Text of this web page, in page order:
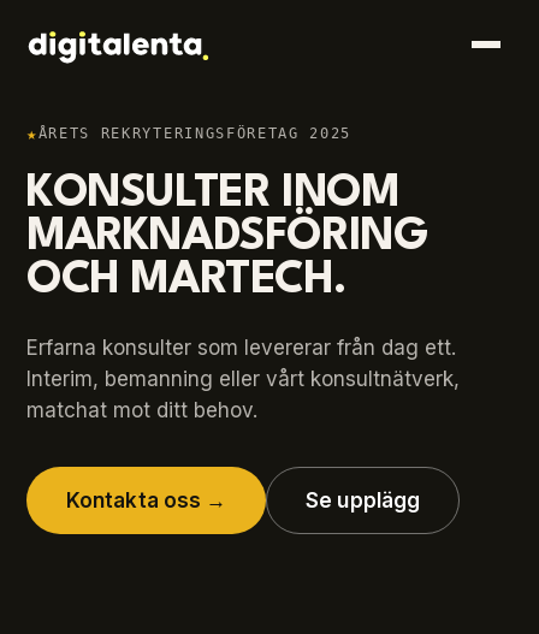
★ÅRETS REKRYTERINGSFÖRETAG 2025
KONSULTER INOM
MARKNADSFÖRING
OCH MARTECH.
Erfarna konsulter som levererar från dag ett.
Interim, bemanning eller vårt konsultnätverk,
matchat mot ditt behov.
Kontakta oss → Se upplägg